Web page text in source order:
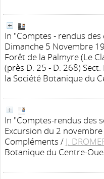
In "Comptes - rendus
Dimanche 5 Novembre
Forêt de la Palmyre (Le
(près D. 25 - D. 268) Sect.
la Société Botanique du
In "Comptes-rendus des
Excursion du 2
Compléments / J.
Botanique du Centre-